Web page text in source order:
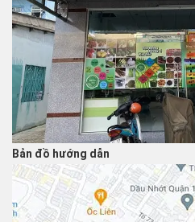
Bản đồ hướng dẫn